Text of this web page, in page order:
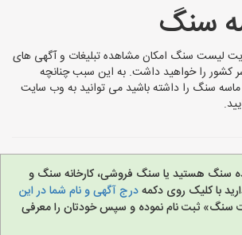
سایر سنگ ها
سنگ فروشی های شهرها
سنگ
لیست سنگ امکان مشاهده تبلیغات و آگهی های
را خواهید داشت. به این سبب چنانچه
سنگ را داشته باشید می توانید به وب سایت
سنگ هستید یا سنگ فروشی، کارخانه سنگ و
با کلیک روی دکمهدرج آگهی و نام شما در این
ثبت نام نموده و سپس خودتان را معرفی